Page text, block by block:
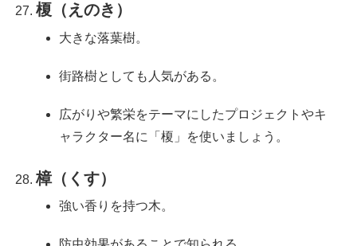
榎（えのき）
大きな落葉樹。
街路樹としても人気がある。
広がりや繁栄をテーマにしたプロジェクトやキ
ャラクター名に「榎」を使いましょう。
樟（くす）
強い香りを持つ木。